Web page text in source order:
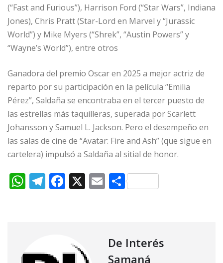
(“Fast and Furious”), Harrison Ford (“Star Wars”, Indiana
Jones), Chris Pratt (Star-Lord en Marvel y “Jurassic
World”) y Mike Myers (“Shrek”, “Austin Powers” y
“Wayne’s World”), entre otros
Ganadora del premio Oscar en 2025 a mejor actriz de
reparto por su participación en la película “Emilia
Pérez”, Saldaña se encontraba en el tercer puesto de
las estrellas más taquilleras, superada por Scarlett
Johansson y Samuel L. Jackson. Pero el desempeño en
las salas de cine de “Avatar: Fire and Ash” (que sigue en
cartelera) impulsó a Saldaña al sitial de honor.
W T F
b
X E C
ar
De Interés
Samaná